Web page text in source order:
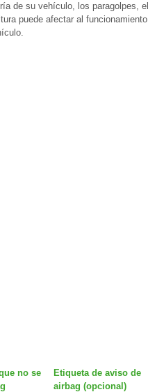
de su vehículo, los paragolpes,
puede afectar al
no se
Etiqueta de aviso de
airbag (opcional)